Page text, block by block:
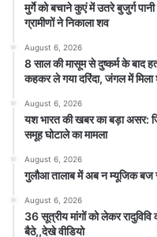
मुर्गे को बचाने कुएं में उतरे बुजुर्ग
ग्रामीणों ने निकाला शव
August 6, 2026
8 साल की मासूम से दुष्कर्म के बाद
कहकर ले गया दरिंदा, जंगल में मिला
August 6, 2026
यश भारत की खबर का बड़ा असर:
समूह घोटाले का मामला
August 6, 2026
गुलौआ तालाब में अब न म्यूजिक बज
August 6, 2026
36 सूत्रीय मांगों को लेकर
बैठे,,देखे वीडियो